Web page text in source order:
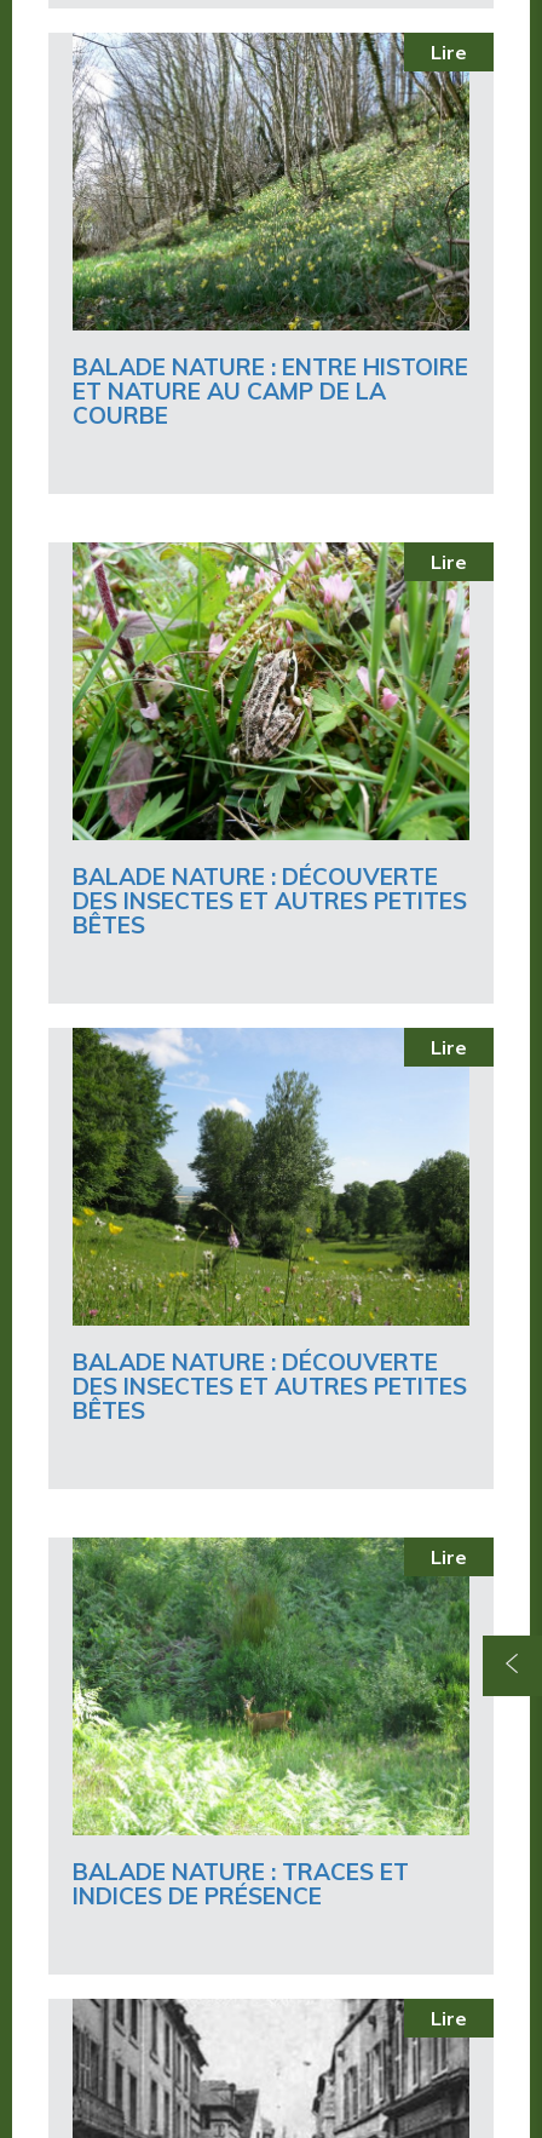
Lire
BALADE NATURE : ENTRE HISTOIRE
ET NATURE AU CAMP DE LA
COURBE
Lire
BALADE NATURE : DÉCOUVERTE
DES INSECTES ET AUTRES PETITES
BÊTES
Lire
BALADE NATURE : DÉCOUVERTE
DES INSECTES ET AUTRES PETITES
BÊTES
Lire
BALADE NATURE : TRACES ET
INDICES DE PRÉSENCE
Lire